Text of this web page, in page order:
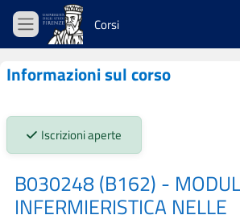
Vai al contenuto principale
Pannello laterale
Corsi
Informazioni sul corso
Stato iscrizioni:
Iscrizioni aperte
B030248 (B162) -
INFERMIERISTICA NELLE